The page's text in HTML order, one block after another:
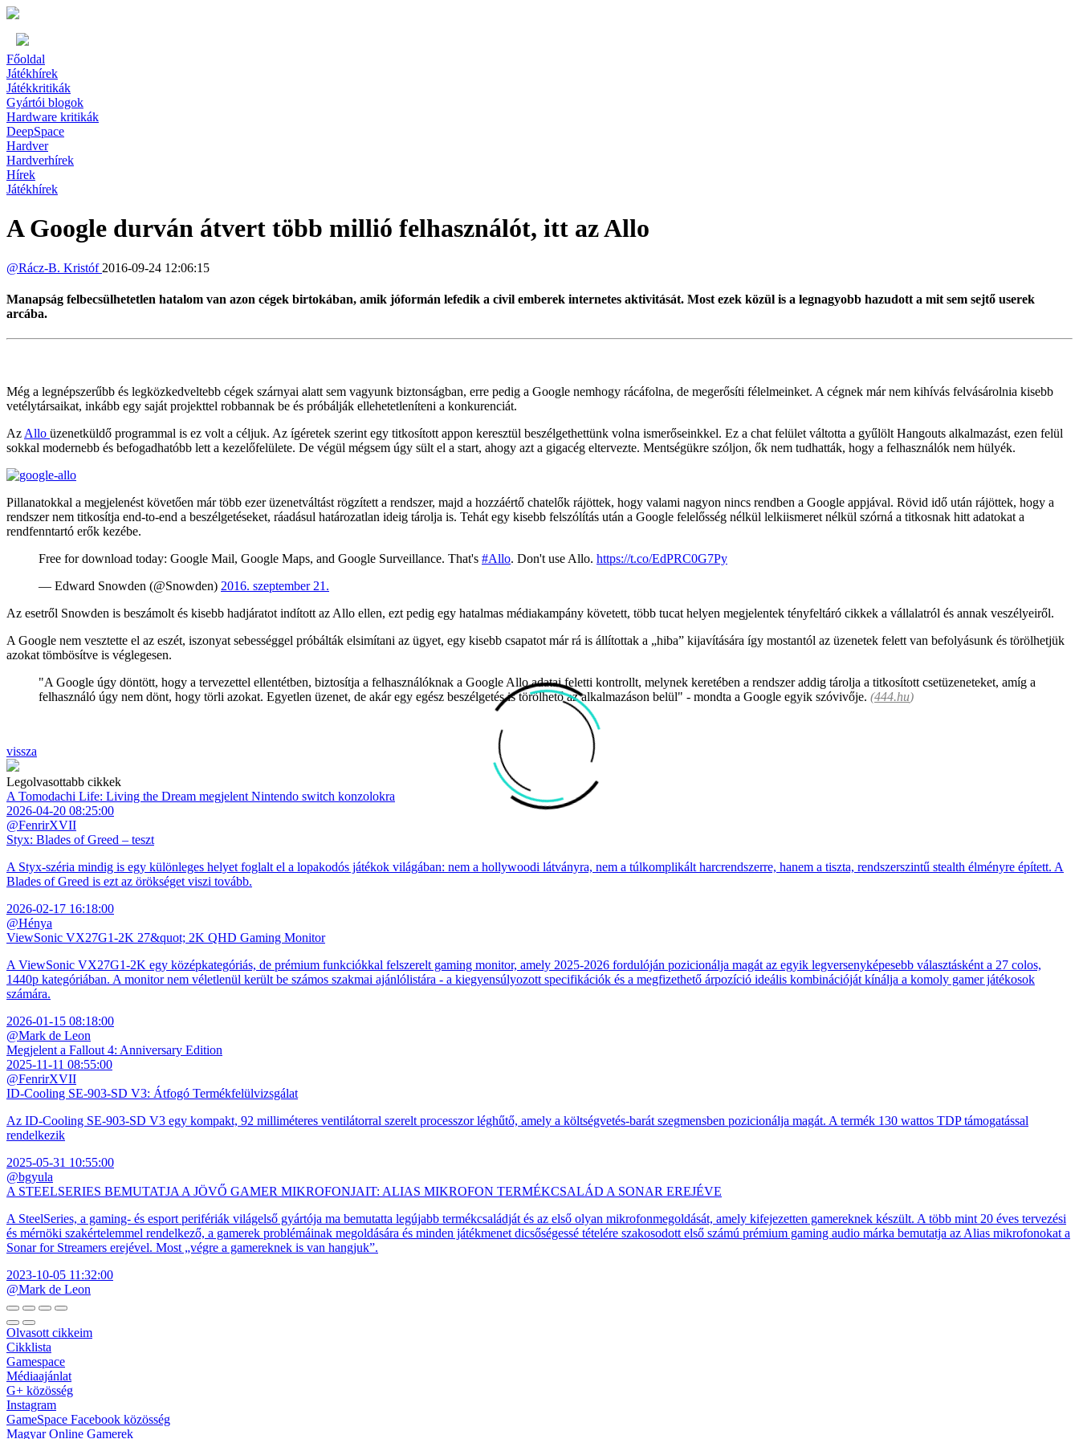
Főoldal
Játékhírek
Játékkritikák
Gyártói blogok
Hardware kritikák
DeepSpace
Hardver
Hardverhírek
Hírek
Játékhírek
A Google durván átvert több millió felhasználót, itt az Allo
@Rácz-B. Kristóf 2016-09-24 12:06:15
Manapság felbecsülhetetlen hatalom van azon cégek birtokában, amik jóformán lefedik a civil emberek internetes aktivitását. Most ezek közül is a legnagyobb hazudott a mit sem sejtő userek
arcába.
Még a legnépszerűbb és legközkedveltebb cégek szárnyai alatt sem vagyunk biztonságban, erre pedig a Google nemhogy rácáfolna, de megerősíti félelmeinket. A cégnek már nem kihívás felvásárolnia kisebb
vetélytársaikat, inkább egy saját projekttel robbannak be és próbálják ellehetetleníteni a konkurenciát.
Az Allo üzenetküldő programmal is ez volt a céljuk. Az ígéretek szerint egy titkosított appon keresztül beszélgethettünk volna ismerőseinkkel. Ez a chat felület váltotta a gyűlölt Hangouts alkalmazást, ezen felül
sokkal modernebb és befogadhatóbb lett a kezelőfelülete. De végül mégsem úgy sült el a start, ahogy azt a gigacég eltervezte. Mentségükre szóljon, ők nem tudhatták, hogy a felhasználók nem hülyék.
Pillanatokkal a megjelenést követően már több ezer üzenetváltást rögzített a rendszer, majd a hozzáértő chatelők rájöttek, hogy valami nagyon nincs rendben a Google appjával. Rövid idő után rájöttek, hogy a
rendszer nem titkosítja end-to-end a beszélgetéseket, ráadásul határozatlan ideig tárolja is. Tehát egy kisebb felszólítás után a Google felelősség nélkül lelkiismeret nélkül szórná a titkosnak hitt adatokat a
rendfenntartó erők kezébe.
Free for download today: Google Mail, Google Maps, and Google Surveillance. That's #Allo. Don't use Allo. https://t.co/EdPRC0G7Py
— Edward Snowden (@Snowden) 2016. szeptember 21.
Az esetről Snowden is beszámolt és kisebb hadjáratot indított az Allo ellen, ezt pedig egy hatalmas médiakampány követett, több tucat helyen megjelentek tényfeltáró cikkek a vállalatról és annak veszélyeiről.
A Google nem vesztette el az eszét, iszonyat sebességgel próbálták elsimítani az ügyet, egy kisebb csapatot már rá is állítottak a „hiba” kijavítására így mostantól az üzenetek felett van befolyásunk és törölhetjük
azokat tömbösítve is véglegesen.
"A Google úgy döntött, hogy a tervezettel ellentétben, biztosítja a felhasználóknak a Google Allo adatai feletti kontrollt, melynek keretében a rendszer addig tárolja a titkosított csetüzeneteket, amíg a
felhasználó úgy nem dönt, hogy törli azokat. Egyetlen üzenet, de akár egy egész beszélgetés is törölhető az alkalmazáson belül" - mondta a Google egyik szóvivője. (444.hu)
vissza
Legolvasottabb cikkek
A Tomodachi Life: Living the Dream megjelent Nintendo switch konzolokra
2026-04-20 08:25:00
@FenrirXVII
Styx: Blades of Greed – teszt
A Styx-széria mindig is egy különleges helyet foglalt el a lopakodós játékok világában: nem a hollywoodi látványra, nem a túlkomplikált harcrendszerre, hanem a tiszta, rendszerszintű stealth élményre épített. A
Blades of Greed is ezt az örökséget viszi tovább.
2026-02-17 16:18:00
@Hénya
ViewSonic VX27G1-2K 27&quot; 2K QHD Gaming Monitor
A ViewSonic VX27G1-2K egy középkategóriás, de prémium funkciókkal felszerelt gaming monitor, amely 2025-2026 fordulóján pozicionálja magát az egyik legversenyképesebb választásként a 27 colos,
1440p kategóriában. A monitor nem véletlenül került be számos szakmai ajánlólistára - a kiegyensúlyozott specifikációk és a megfizethető árpozíció ideális kombinációját kínálja a komoly gamer játékosok
számára.
2026-01-15 08:18:00
@Mark de Leon
Megjelent a Fallout 4: Anniversary Edition
2025-11-11 08:55:00
@FenrirXVII
ID-Cooling SE-903-SD V3: Átfogó Termékfelülvizsgálat
Az ID-Cooling SE-903-SD V3 egy kompakt, 92 milliméteres ventilátorral szerelt processzor léghűtő, amely a költségvetés-barát szegmensben pozicionálja magát. A termék 130 wattos TDP támogatással
rendelkezik
2025-05-31 10:55:00
@bgyula
A STEELSERIES BEMUTATJA A JÖVŐ GAMER MIKROFONJAIT: ALIAS MIKROFON TERMÉKCSALÁD A SONAR EREJÉVE
A SteelSeries, a gaming- és esport perifériák világelső gyártója ma bemutatta legújabb termékcsaládját és az első olyan mikrofonmegoldását, amely kifejezetten gamereknek készült. A több mint 20 éves tervezési
és mérnöki szakértelemmel rendelkező, a gamerek problémáinak megoldására és minden játékmenet dicsőségessé tételére szakosodott első számú prémium gaming audio márka bemutatja az Alias mikrofonokat a
Sonar for Streamers erejével. Most „végre a gamereknek is van hangjuk”.
2023-10-05 11:32:00
@Mark de Leon
Olvasott cikkeim
Cikklista
Gamespace
Médiaajánlat
G+ közösség
Instagram
GameSpace Facebook közösség
Magyar Online Gamerek